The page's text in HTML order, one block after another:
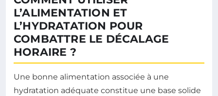
L’ALIMENTATION ET
L’HYDRATATION POUR
COMBATTRE LE DÉCALAGE
HORAIRE ?
Une bonne alimentation associée à une
hydratation adéquate constitue une base solide